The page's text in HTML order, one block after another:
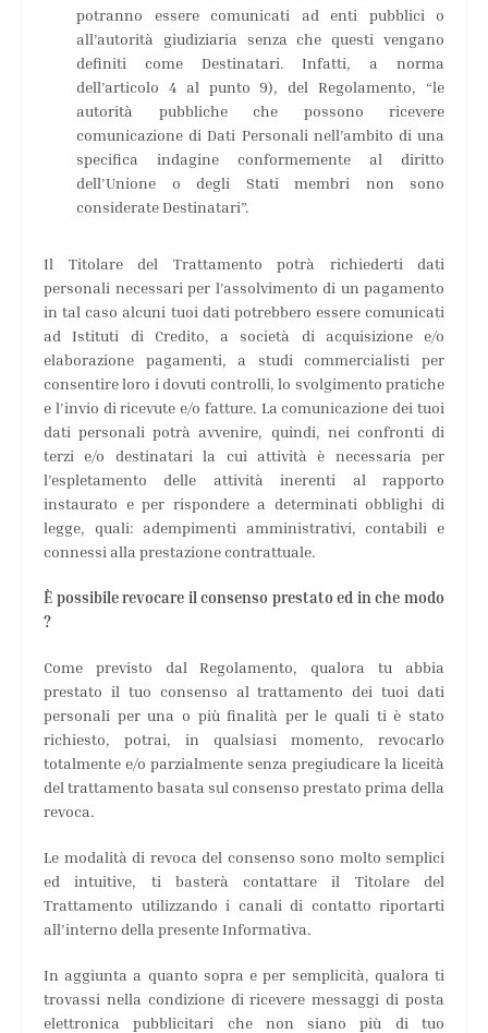
potranno essere comunicati ad enti pubblici o
all’autorità giudiziaria senza che questi vengano
definiti come Destinatari. Infatti, a norma
dell’articolo 4 al punto 9), del Regolamento, “le
autorità pubbliche che possono ricevere
comunicazione di Dati Personali nell’ambito di una
specifica indagine conformemente al diritto
dell’Unione o degli Stati membri non sono
considerate Destinatari”.
Il Titolare del Trattamento potrà richiederti dati
personali necessari per l’assolvimento di un pagamento
in tal caso alcuni tuoi dati potrebbero essere comunicati
ad Istituti di Credito, a società di acquisizione e/o
elaborazione pagamenti, a studi commercialisti per
consentire loro i dovuti controlli, lo svolgimento pratiche
e l’invio di ricevute e/o fatture. La comunicazione dei tuoi
dati personali potrà avvenire, quindi, nei confronti di
terzi e/o destinatari la cui attività è necessaria per
l’espletamento delle attività inerenti al rapporto
instaurato e per rispondere a determinati obblighi di
legge, quali: adempimenti amministrativi, contabili e
connessi alla prestazione contrattuale.
È possibile revocare il consenso prestato ed in che modo
?
Come previsto dal Regolamento, qualora tu abbia
prestato il tuo consenso al trattamento dei tuoi dati
personali per una o più finalità per le quali ti è stato
richiesto, potrai, in qualsiasi momento, revocarlo
totalmente e/o parzialmente senza pregiudicare la liceità
del trattamento basata sul consenso prestato prima della
revoca.
Le modalità di revoca del consenso sono molto semplici
ed intuitive, ti basterà contattare il Titolare del
Trattamento utilizzando i canali di contatto riportarti
all’interno della presente Informativa.
In aggiunta a quanto sopra e per semplicità, qualora ti
trovassi nella condizione di ricevere messaggi di posta
elettronica pubblicitari che non siano più di tuo